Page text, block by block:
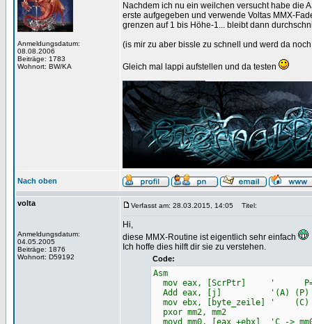
Anmeldungsdatum:
08.08.2006
Beiträge: 1783
Wohnort: BW/KA
Nachdem ich nu ein weilchen versucht habe die
erste aufgegeben und verwende Voltas MMX-
grenzen auf 1 bis Höhe-1... bleibt dann
(is mir zu aber bissle zu schnell und werd da
Gleich mal lappi aufstellen und da testen
Nach oben
volta
Anmeldungsdatum:
04.05.2005
Beiträge: 1876
Wohnort: D59192
Verfasst am: 28.03.2015, 14:05 Titel:
Hi,
diese MMX-Routine ist eigentlich sehr einfach
Ich hoffe dies hilft dir sie zu verstehen.
Code:
Asm
mov eax, [ScrPtr] '
Add eax, [j] '(A) (P)
mov ebx, [byte_zeile] ' (C)
pxor mm2, mm2
movd mm0, [eax +ebx] 'C ->